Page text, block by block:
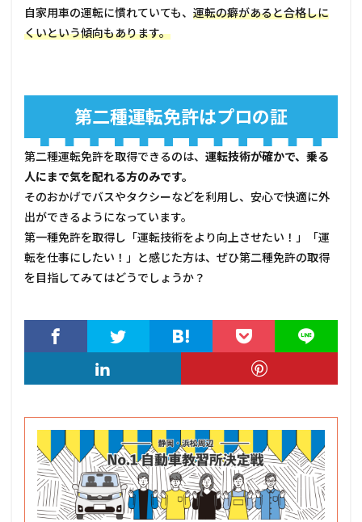
自家用車の運転に慣れていても、 運転の癖があると合格しに
くいという傾向もあります。
第二種運転免許はプロの証
第二種運転免許を取得できるのは、 運転技術が確かで、乗る
人にまで気を配れる方のみです。
そのおかげでバスやタクシーなどを利用し、安心で快適に外
出ができるようになっています。
第一種免許を取得し「運転技術をより向上させたい！」「運
転を仕事にしたい！」と感じた方は、ぜひ第二種免許の取得
を目指してみてはどうでしょうか？